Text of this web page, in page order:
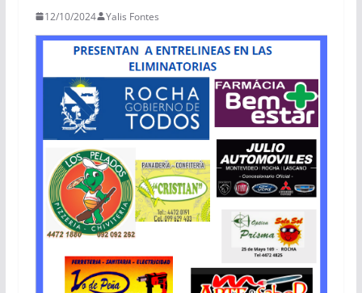
12/10/2024 Yalis Fontes